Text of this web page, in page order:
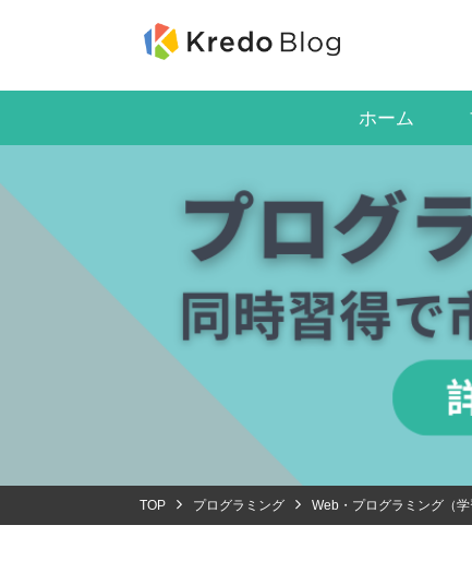
ホーム
TOP プログラミング Web・プログラミング（学